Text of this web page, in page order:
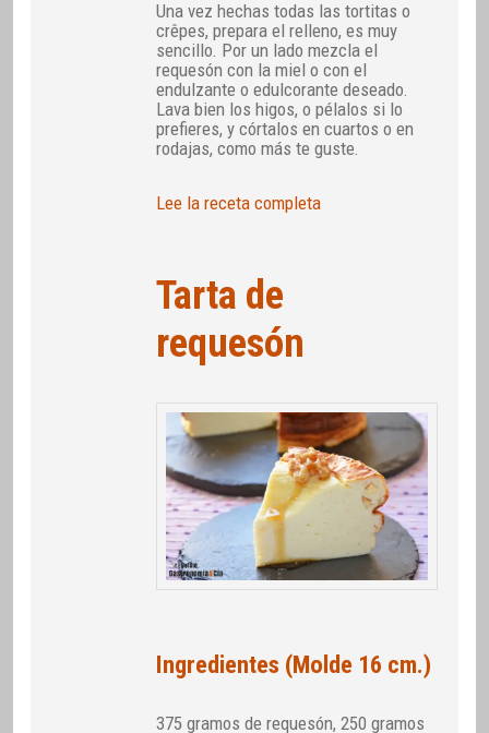
Una vez hechas todas las tortitas o
crêpes, prepara el relleno, es muy
sencillo. Por un lado mezcla el
requesón con la miel o con el
endulzante o edulcorante deseado.
Lava bien los higos, o pélalos si lo
prefieres, y córtalos en cuartos o en
rodajas, como más te guste.
Lee la receta completa
Tarta de
requesón
Ingredientes (Molde 16 cm.)
375 gramos de requesón, 250 gramos